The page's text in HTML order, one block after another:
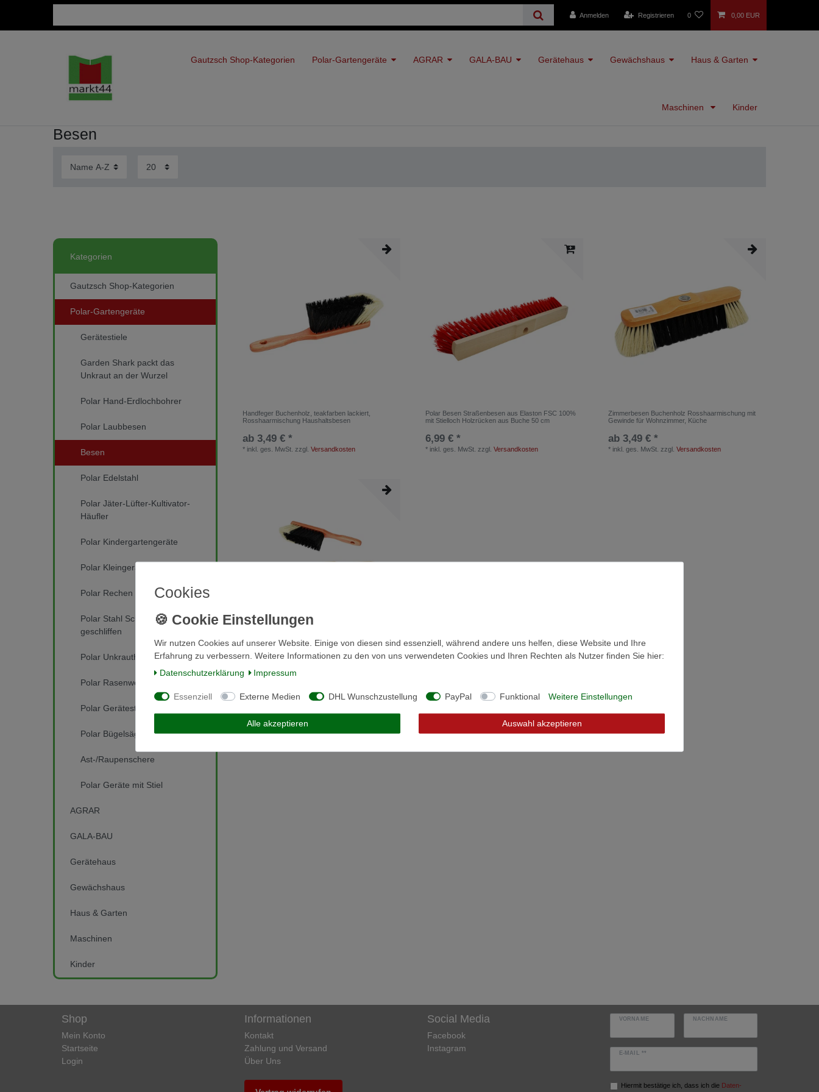
Anmelden Registrieren 0 0,00 EUR
Gautzsch Shop-Kategorien Polar-Gartengeräte AGRAR GALA-BAU Gerätehaus Gewächshaus Haus & Garten
Maschinen Kinder
Besen
Kategorien
Gautzsch Shop-Kategorien
Polar-Gartengeräte
Gerätestiele
Garden Shark packt das
Unkraut an der Wurzel
Polar Hand-Erdlochbohrer
Polar Laubbesen
Besen
Polar Edelstahl
Polar Jäter-Lüfter-Kultivator-
Häufler
Polar Kindergartengeräte
Polar Kleingeräte
Polar Rechen
Polar Stahl Schuffel 4 seitig
geschliffen
Polar Unkrauthacken
Polar Rasenwerkzeug
Polar Geräteständer
Polar Bügelsäge Baumsäge
Ast-/Raupenschere
Polar Geräte mit Stiel
AGRAR
GALA-BAU
Gerätehaus
Gewächshaus
Haus & Garten
Maschinen
Kinder
Handfeger Buchenholz, teakfarben lackiert,
Rosshaarmischung Haushaltsbesen
ab 3,49 € *
* inkl. ges. MwSt. zzgl.Versandkosten
Polar Besen Straßenbesen aus Elaston FSC 100%
mit Stielloch Holzrücken aus Buche 50 cm
6,99 € *
* inkl. ges. MwSt. zzgl.Versandkosten
Zimmerbesen Buchenholz Rosshaarmischung mit
Gewinde für Wohnzimmer, Küche
ab 3,49 € *
* inkl. ges. MwSt. zzgl.Versandkosten
Zimmerbesen und Handfeger Set aus Buchenholz
ab 6,99 € *
Versandkosten
Shop
Mein Konto
Startseite
Login
Informationen
Kontakt
Zahlung und Versand
Über Uns
Social Media
Facebook
Instagram
VORNAME NACHNAME
E-MAIL **
Hiermit bestätige ich, dass ich die Daten­
Cookies
Wir nutzen Cookies auf unserer Website. Einige von diesen sind essenziell, während andere uns helfen, diese Website und Ihre
Erfahrung zu verbessern. Weitere Informationen zu den von uns verwendeten Cookies und Ihren Rechten als Nutzer finden Sie hier:
Daten­schutz­erklärung
Impressum
Essenziell Externe Medien DHL Wunschzustellung PayPal Funktional Weitere Einstellungen
Alle akzeptieren Auswahl akzeptieren